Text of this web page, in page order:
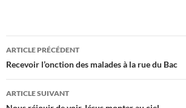
Navigation
des
articles
ARTICLE PRÉCÉDENT
Recevoir l’onction des malades à la rue du Bac
ARTICLE SUIVANT